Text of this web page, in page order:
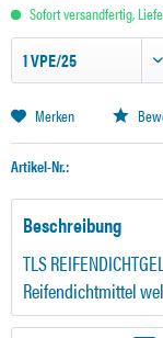
Sofort versandfertig,
Merken
Artikel-Nr.:
Beschreibung
TLS
Reifendichtmittel